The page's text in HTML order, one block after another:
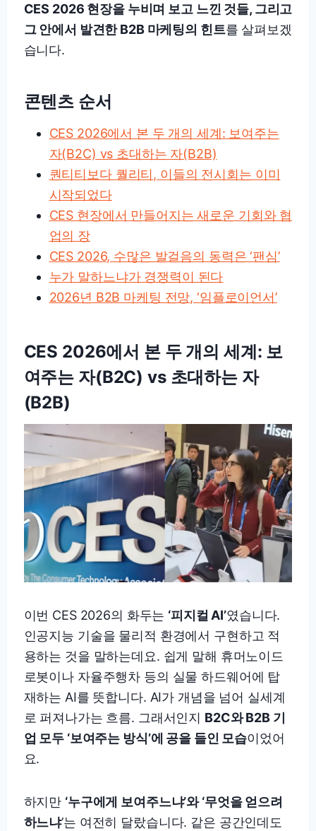
CES 2026 현장을 누비며 보고 느낀 것들, 그리고
그 안에서 발견한 B2B 마케팅의 힌트를 살펴보겠
습니다.
콘텐츠 순서
CES 2026에서 본 두 개의 세계: 보여주는
자(B2C) vs 초대하는 자(B2B)
퀀티티보다 퀄리티, 이들의 전시회는 이미
시작되었다
CES 현장에서 만들어지는 새로운 기회와 협
업의 장
CES 2026, 수많은 발걸음의 동력은 ‘팬심’
누가 말하느냐가 경쟁력이 된다
2026년 B2B 마케팅 전망, ‘임플로이언서’
CES 2026에서 본 두 개의 세계: 보
여주는 자(B2C) vs 초대하는 자
(B2B)
이번 CES 2026의 화두는 ‘피지컬 AI’였습니다.
인공지능 기술을 물리적 환경에서 구현하고 적
용하는 것을 말하는데요. 쉽게 말해 휴머노이드
로봇이나 자율주행차 등의 실물 하드웨어에 탑
재하는 AI를 뜻합니다. AI가 개념을 넘어 실세계
로 퍼져나가는 흐름. 그래서인지 B2C와 B2B 기
업 모두 ‘보여주는 방식’에 공을 들인 모습이었어
요.
하지만 ‘누구에게 보여주느냐’와 ‘무엇을 얻으려
하느냐’는 여전히 달랐습니다. 같은 공간인데도